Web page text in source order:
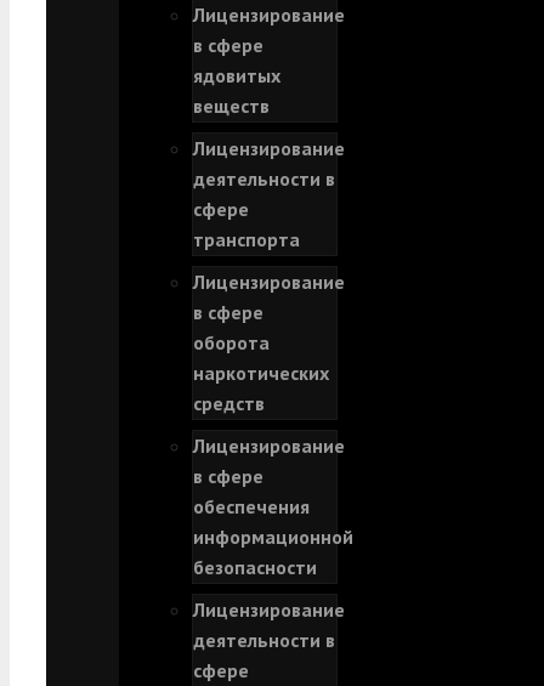
Лицензирование
в сфере
ядовитых
веществ
Лицензирование
деятельности в
сфере
транспорта
Лицензирование
в сфере
оборота
наркотических
средств
Лицензирование
в сфере
обеспечения
информационной
безопасности
Лицензирование
деятельности в
сфере